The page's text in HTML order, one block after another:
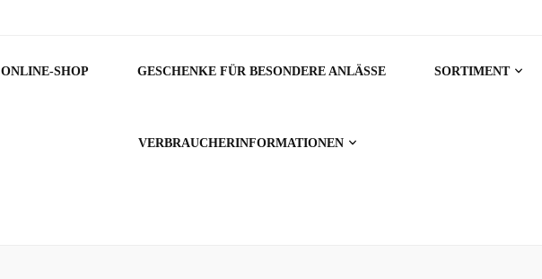
ONLINE-SHOP GESCHENKE FÜR BESONDERE ANLÄSSE SORTIMENT
VERBRAUCHERINFORMATIONEN